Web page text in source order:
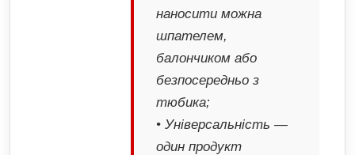
наносити можна
шпателем,
балончиком або
безпосередньо з
тюбика;
• Універсальність —
один продукт